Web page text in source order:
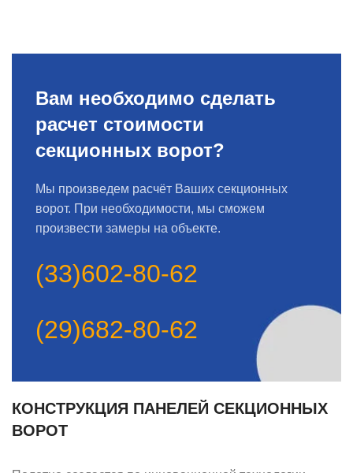
Вам необходимо сделать
расчет стоимости
секционных ворот?
Мы произведем расчёт Ваших секционных
ворот. При необходимости, мы сможем
произвести замеры на объекте.
(33)602-80-62
(29)682-80-62
КОНСТРУКЦИЯ ПАНЕЛЕЙ СЕКЦИОННЫХ
ВОРОТ